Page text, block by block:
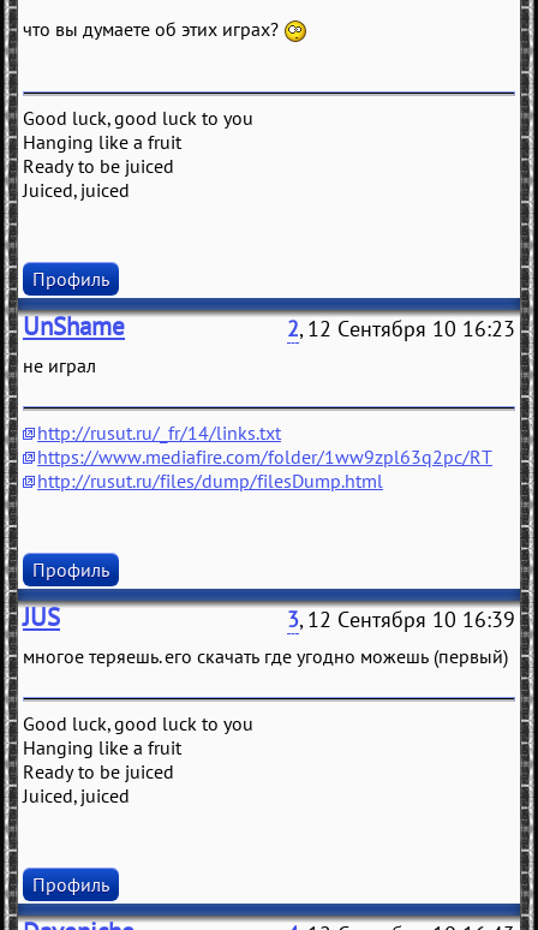
что вы думаете об этих играх?
Good luck, good luck to you
Hanging like a fruit
Ready to be juiced
Juiced, juiced
Профиль
UnShame 2, 12 Сентября 10 16:23
не играл
http://rusut.ru/_fr/14/links.txt
https://www.mediafire.com/folder/1ww9zpl63q2pc/RT
http://rusut.ru/files/dump/filesDump.html
Профиль
JUS 3, 12 Сентября 10 16:39
многое теряешь. его скачать где угодно можешь (первый)
Good luck, good luck to you
Hanging like a fruit
Ready to be juiced
Juiced, juiced
Профиль